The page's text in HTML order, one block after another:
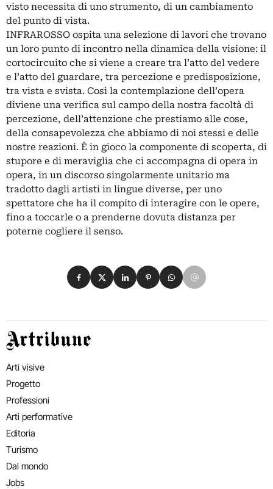
visto necessita di uno strumento, di un cambiamento
del punto di vista.
INFRAROSSO ospita una selezione di lavori che trovano
un loro punto di incontro nella dinamica della visione: il
cortocircuito che si viene a creare tra l’atto del vedere
e l’atto del guardare, tra percezione e predisposizione,
tra vista e svista. Così la contemplazione dell’opera
diviene una verifica sul campo della nostra facoltà di
percezione, dell’attenzione che prestiamo alle cose,
della consapevolezza che abbiamo di noi stessi e delle
nostre reazioni. È in gioco la componente di scoperta, di
stupore e di meraviglia che ci accompagna di opera in
opera, in un discorso singolarmente unitario ma
tradotto dagli artisti in lingue diverse, per uno
spettatore che ha il compito di interagire con le opere,
fino a toccarle o a prenderne dovuta distanza per
poterne cogliere il senso.
Condividi su Facebook
Condividi su X
Condividi su LinkedIn
Condividi su Pinterest
Condividi su WhatsApp
Condividi su Email
Artribune
Arti visive
Progetto
Professioni
Arti performative
Editoria
Turismo
Dal mondo
Jobs